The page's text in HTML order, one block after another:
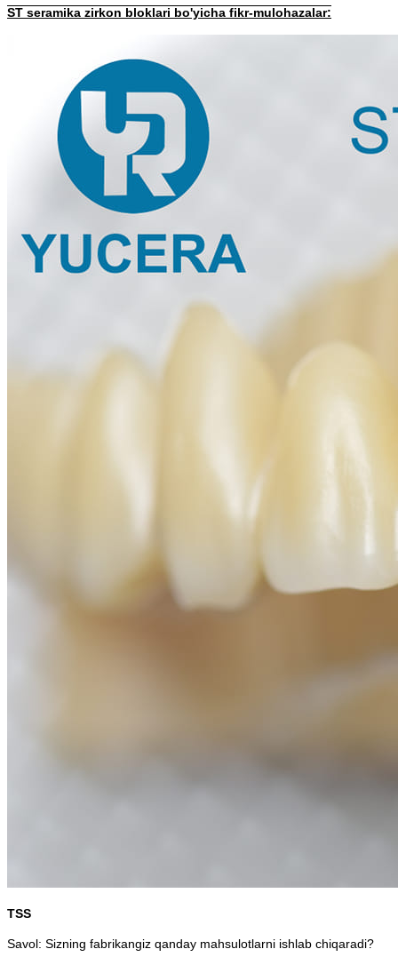
ST seramika zirkon bloklari bo'yicha fikr-mulohazalar:
TSS
Savol: Sizning fabrikangiz qanday mahsulotlarni ishlab chiqaradi?